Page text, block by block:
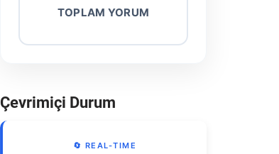
TOPLAM YORUM
Çevrimiçi Durum
🔄 REAL-TIME